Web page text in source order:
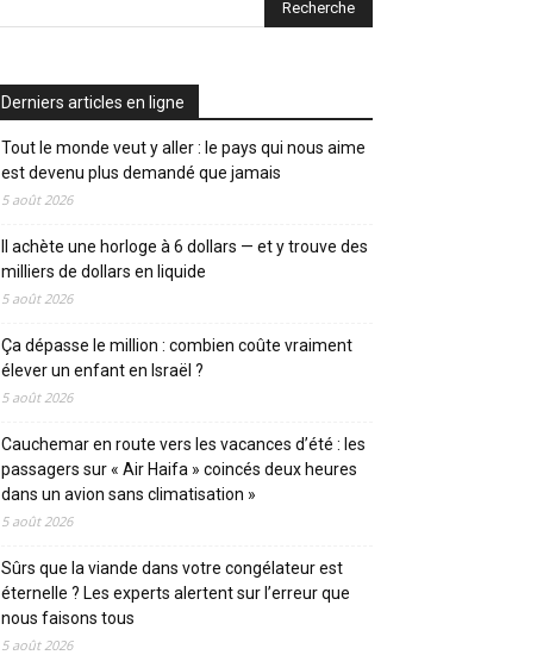
Derniers articles en ligne
Tout le monde veut y aller : le pays qui nous aime
est devenu plus demandé que jamais
5 août 2026
Il achète une horloge à 6 dollars — et y trouve des
milliers de dollars en liquide
5 août 2026
Ça dépasse le million : combien coûte vraiment
élever un enfant en Israël ?
5 août 2026
Cauchemar en route vers les vacances d’été : les
passagers sur « Air Haifa » coincés deux heures
dans un avion sans climatisation »
5 août 2026
Sûrs que la viande dans votre congélateur est
éternelle ? Les experts alertent sur l’erreur que
nous faisons tous
5 août 2026